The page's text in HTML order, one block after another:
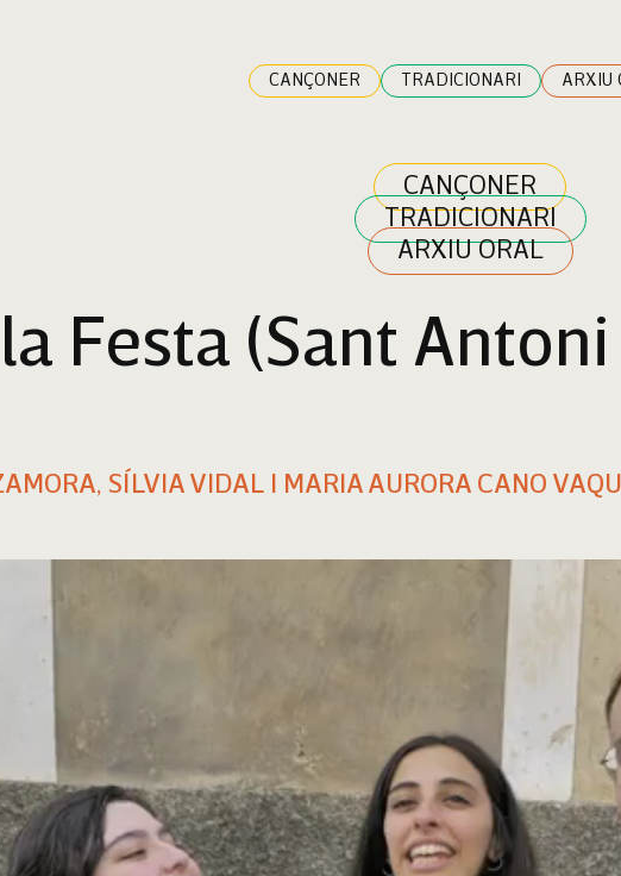
CANÇONER TRADICIONARI ARXIU
CANÇONER
TRADICIONARI
ARXIU ORAL
Festa (Sant
SÍLVIA VIDAL I MARIA AURORA CANO